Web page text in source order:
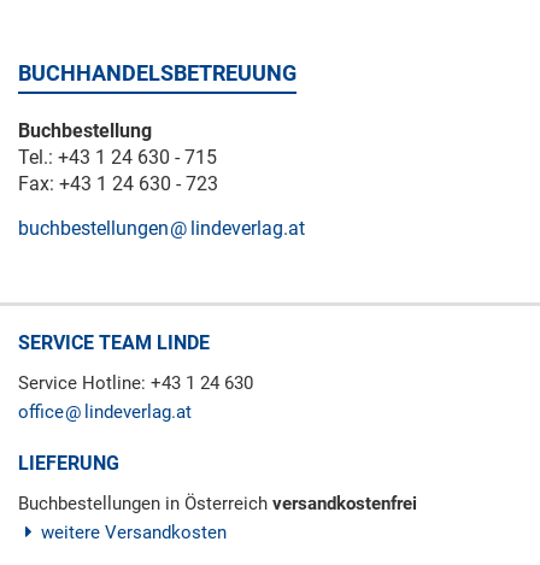
BUCHHANDELSBETREUUNG
Buchbestellung
Tel.: +43 1 24 630 - 715
Fax: +43 1 24 630 - 723
buchbestellungen
lindeverlag.at
SERVICE TEAM LINDE
Service Hotline: +43 1 24 630
office
lindeverlag.at
LIEFERUNG
Buchbestellungen in Österreich versandkostenfrei
weitere Versandkosten